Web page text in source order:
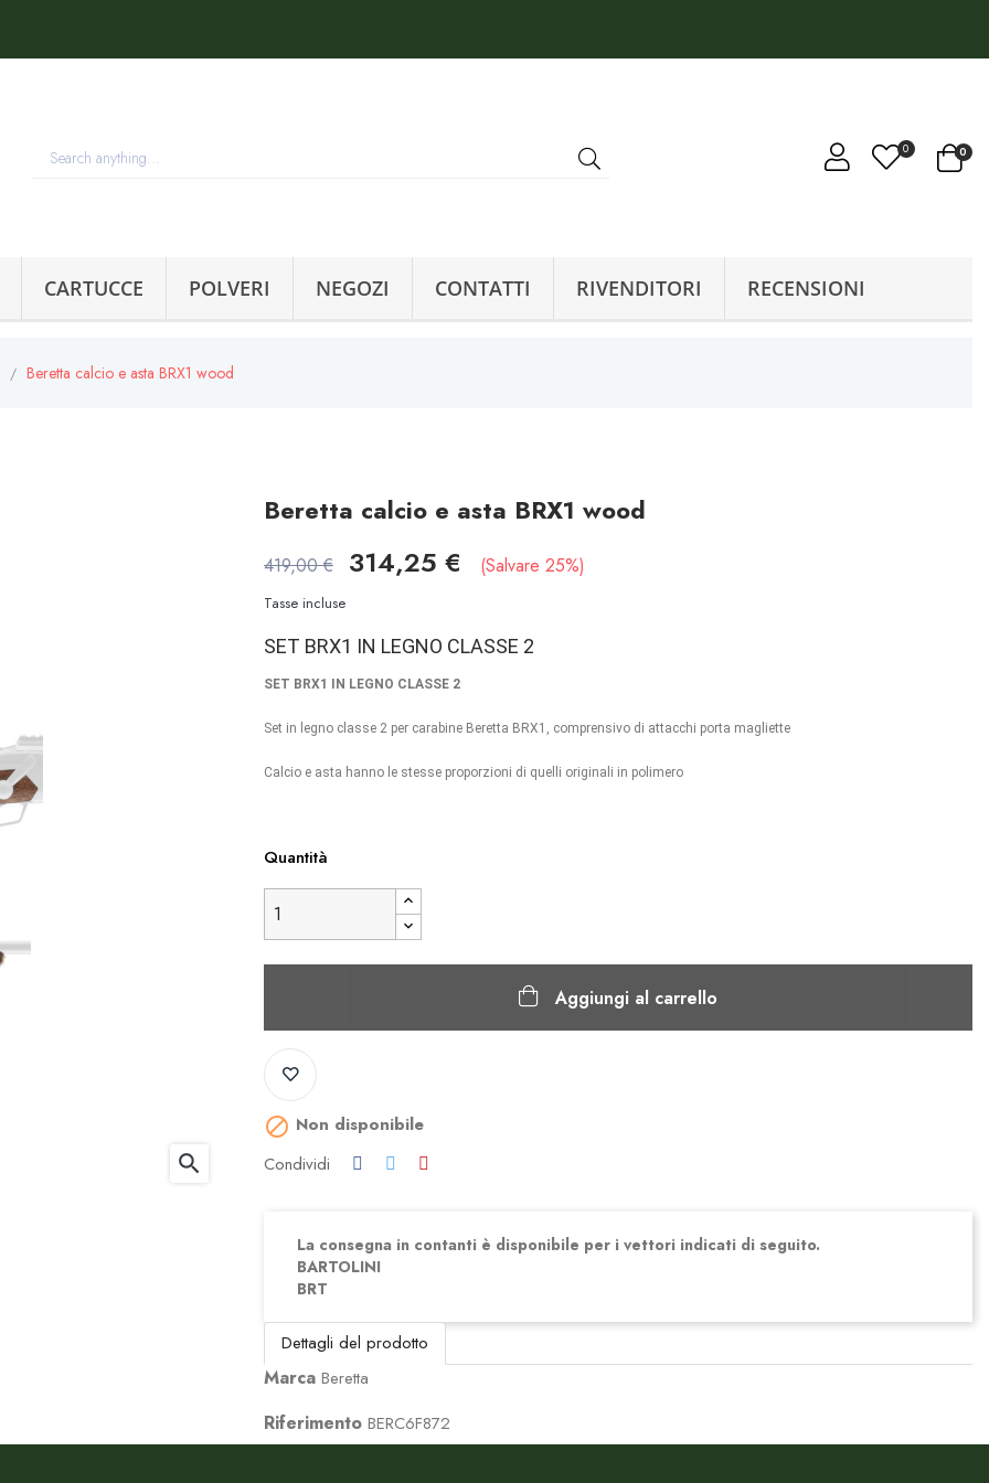
0 0
CARTUCCE POLVERI NEGOZI CONTATTI RIVENDITORI RECENSIONI
Beretta calcio e asta BRX1 wood
search
Beretta calcio e asta BRX1 wood
419,00 € 314,25 € Salvare 25%
Tasse incluse
SET BRX1 IN LEGNO CLASSE 2
SET BRX1 IN LEGNO CLASSE 2
Set in legno classe 2 per carabine Beretta BRX1, comprensivo di attacchi porta magliette
Calcio e asta hanno le stesse proporzioni di quelli originali in polimero
Quantità
Aggiungi al carrello
 Non disponibile
Condividi
La consegna in contanti è disponibile per i vettori indicati di seguito.
BARTOLINI
BRT
Dettagli del prodotto
Marca Beretta
Riferimento BERC6F872